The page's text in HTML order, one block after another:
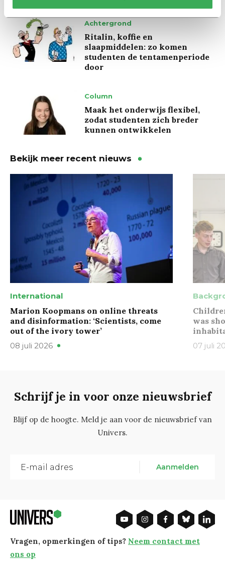
Achtergrond
Ritalin, koffie en
slaapmiddelen: zo komen
studenten de tentamenperiode
door
Column
Maak het onderwijs flexibel,
zodat studenten zich breder
kunnen ontwikkelen
Bekijk meer recent nieuws
International
Marion Koopmans on online threats
and disinformation: ‘Scientists, come
out of the ivory tower’
08 juli 2026
was
07 juli
Schrijf je in voor onze nieuwsbrief
Blijf op de hoogte. Meld je aan voor de nieuwsbrief van
Univers.
Aanmelden
Vragen, opmerkingen of tips? Neem contact met
ons op